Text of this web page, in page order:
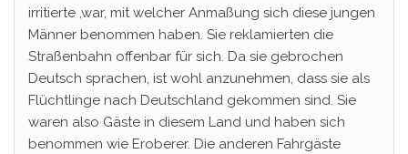
irritierte ,war, mit welcher Anmaßung sich diese jungen
Männer benommen haben. Sie reklamierten die
Straßenbahn offenbar für sich. Da sie gebrochen
Deutsch sprachen, ist wohl anzunehmen, dass sie als
Flüchtlinge nach Deutschland gekommen sind. Sie
waren also Gäste in diesem Land und haben sich
benommen wie Eroberer. Die anderen Fahrgäste